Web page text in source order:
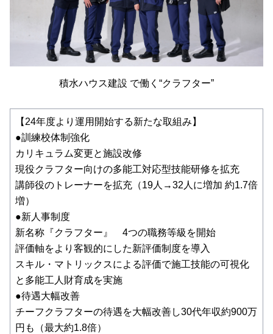
積水ハウス建設 で働く“クラフター”
【24年度より運用開始する新たな取組み】
●訓練校体制強化
カリキュラム変更と施設改修
現役クラフター向けの多能工対応型技能研修を拡充
講師役のトレーナーを拡充（19人→32人に増加 約1.7倍
増）
●新人事制度
新名称『クラフター』 4つの職務等級を開始
評価軸をより客観的にした新評価制度を導入
スキル・マトリックスによる評価で施工技能の可視化
と多能工人財育成を実施
●待遇大幅改善
チーフクラフターの待遇を大幅改善し30代年収約900万
円も（最大約1.8倍）